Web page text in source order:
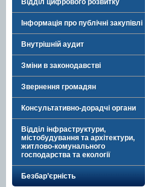
Відділ цифрового розвитку
Інформація про публічні закупівлі
Внутрішній аудит
Зміни в законодавстві
Звернення громадян
Консультативно-дорадчі органи
Відділ інфраструктури,
містобудування та архітектури,
житлово-комунального
господарства та екології
Безбар’єрність